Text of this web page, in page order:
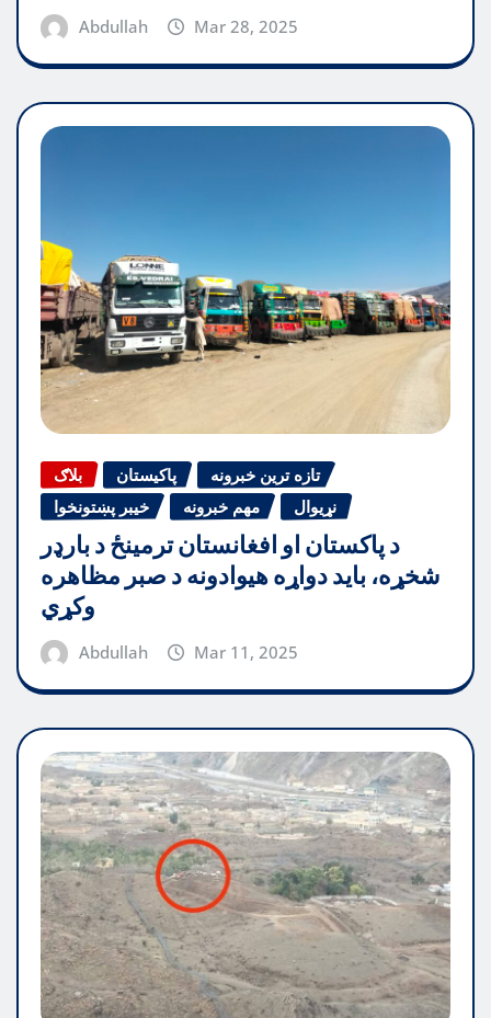
Abdullah Mar 28, 2025
بلاګ پاکیستان
تازه ترین خبرونه
خیبر پښتونخوا
مهم خبرونه نړیوال
د پاکستان او افغانستان ترمینځ د بارډر
شخړه، باید دواړه هیوادونه د صبر مظاهره
وکړي
Abdullah Mar 11, 2025